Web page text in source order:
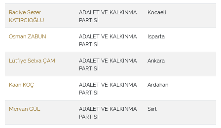
Radiye Sezer
KATIRCIOĞLU
ADALET VE KALKINMA
PARTİSİ
Kocaeli
Osman ZABUN
ADALET VE KALKINMA
PARTİSİ
Isparta
Lütfiye Selva ÇAM
ADALET VE KALKINMA
PARTİSİ
Ankara
Kaan KOÇ
ADALET VE KALKINMA
PARTİSİ
Ardahan
Mervan GÜL
ADALET VE KALKINMA
PARTİSİ
Siirt